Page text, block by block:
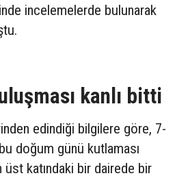
incelemelerde bulunarak
kanlı bitti
edindiği bilgilere göre, 7-
doğum günü kutlaması
üst katındaki bir dairede bir